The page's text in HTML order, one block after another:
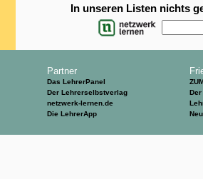
In unseren Listen nichts
Partner
Das LehrerPanel
Der Lehrerselbstverlag
netzwerk-lernen.de
Die LehrerApp